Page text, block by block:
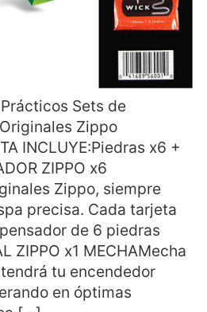
Sets de
Zippo
INCLUYE:Piedras x6 +
ZIPPO x6
Zippo, siempre
precisa. Cada tarjeta
de 6 piedras
ZIPPO x1 MECHAMecha
tu encendedor
en óptimas